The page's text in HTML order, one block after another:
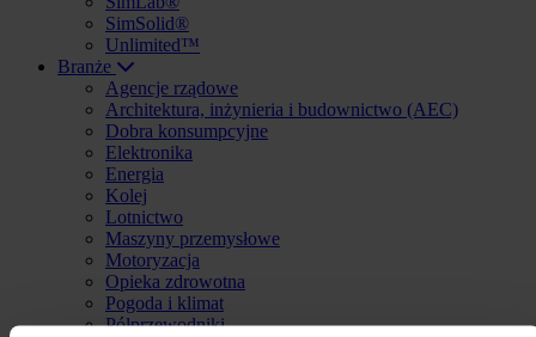
SimSolid®
Unlimited™
Branże
Agencje rządowe
Architektura, inżynieria i budownictwo (AEC)
Dobra konsumpcyjne
Elektronika
Energia
Kolej
Lotnictwo
Maszyny przemysłowe
Motoryzacja
Opieka zdrowotna
Pogoda i klimat
Półprzewodniki